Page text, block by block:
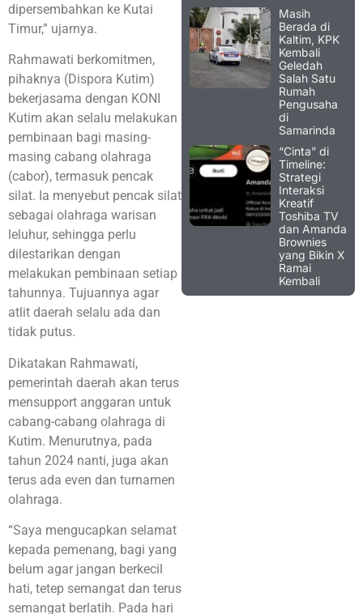
dipersembahkan ke Kutai
Timur,” ujarnya.
Rahmawati berkomitmen,
pihaknya (Dispora Kutim)
bekerjasama dengan KONI
Kutim akan selalu melakukan
pembinaan bagi masing-
masing cabang olahraga
(cabor), termasuk pencak
silat. Ia menyebut pencak silat
sebagai olahraga warisan
leluhur, sehingga perlu
dilestarikan dengan
melakukan pembinaan setiap
tahunnya. Tujuannya agar
atlit daerah selalu ada dan
tidak putus.
Dikatakan Rahmawati,
pemerintah daerah akan terus
mensupport anggaran untuk
cabang-cabang olahraga di
Kutim. Menurutnya, pada
tahun 2024 nanti, juga akan
terus ada even dan turnamen
olahraga.
“Saya mengucapkan selamat
kepada pemenang, bagi yang
belum agar jangan berkecil
hati, tetep semangat dan terus
semangat berlatih. Pada hari
Masih
Berada di
Kaltim, KPK
Kembali
Geledah
Salah Satu
Rumah
Pengusaha
di
Samarinda
“Cinta” di
Timeline:
Strategi
Interaksi
Kreatif
Toshiba TV
dan Amanda
Brownies
yang Bikin X
Ramai
Kembali